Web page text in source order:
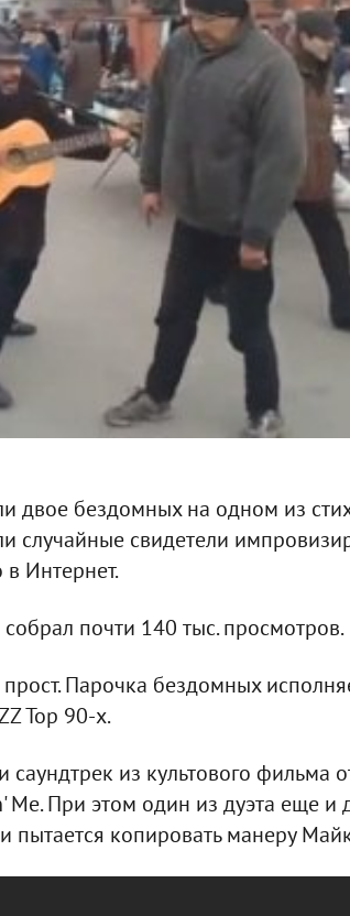
двое бездомных на одном из
случайные свидетели
Интернет.
почти 140 тыс. просмотров.
прост. Парочка бездомных
Top 90-х.
саундтрек из культового фильма
Me. При этом один из дуэта еще и
пытается копировать манеру